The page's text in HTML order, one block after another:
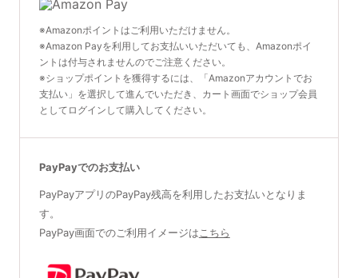
※Amazonポイントはご利用いただけません。
※Amazon Payを利用してお支払いいただいても、Amazonポイ
ントは付与されませんのでご注意ください。
※ショップポイントを獲得するには、「Amazonアカウントでお
支払い」を選択して進んでいただき、カート画面でショップ会員
としてログインして購入してください。
PayPayでのお支払い
PayPayアプリのPayPay残高を利用したお支払いとなりま
す。
PayPay画面でのご利用イメージは こちら